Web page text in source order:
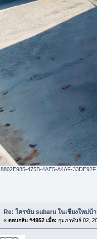
8802E985-475B-4AE5-A4AF-
Re: ใครขับ subaru ในเชียงใหม่บ้
«ตอบกลับ #4952 เมื่อ: กุมภาพันธ์ 02,